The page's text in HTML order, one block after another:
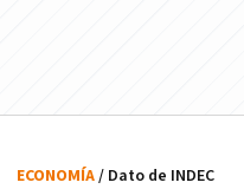
ECONOMÍA/ Dato de INDEC